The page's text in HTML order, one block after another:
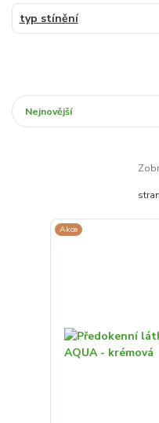
typ stínění
Nejnovější
Akce